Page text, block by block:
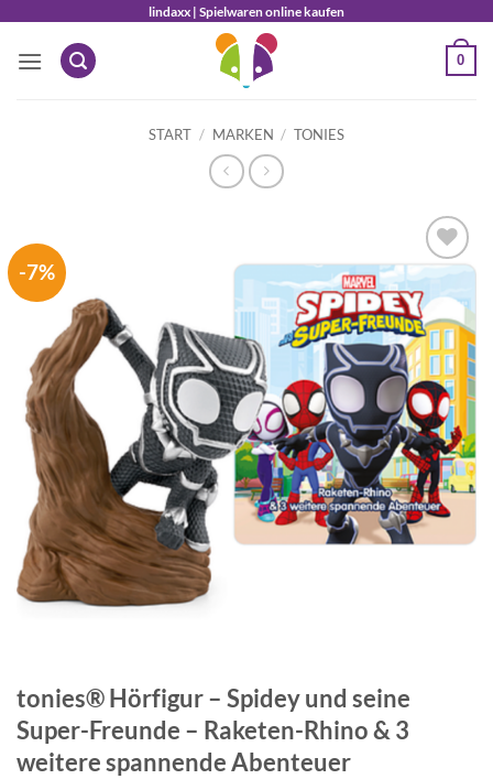
springen
lindaxx | Spielwaren online kaufen
0
START / MARKEN / TONIES
-7%
Auf die
Wunschliste
tonies® Hörfigur – Spidey und seine
Super-Freunde – Raketen-Rhino & 3
weitere spannende Abenteuer